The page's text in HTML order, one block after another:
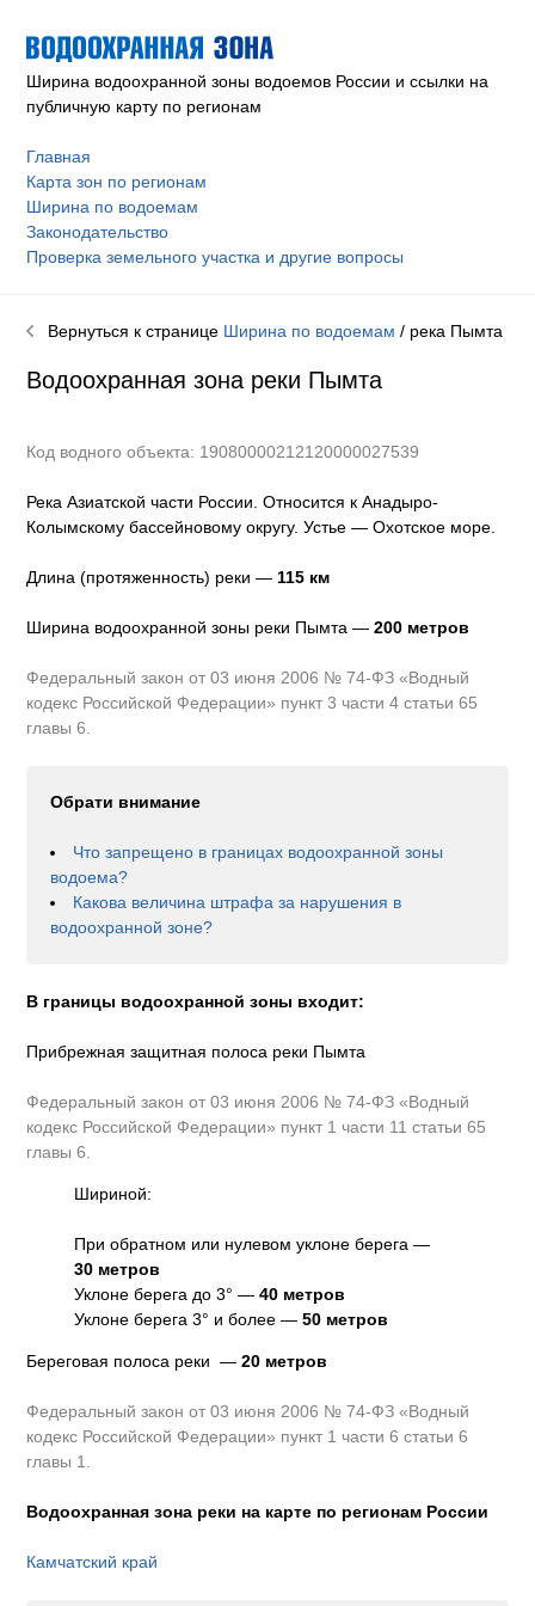
Ширина водоохранной зоны водоемов России и ссылки на
публичную карту по регионам
Главная
Карта зон по регионам
Ширина по водоемам
Законодательство
Проверка земельного участка и другие вопросы
Вернуться к странице Ширина по водоемам / река Пымта
Водоохранная зона реки Пымта
Код водного объекта: 19080000212120000027539
Река Азиатской части России. Относится к Анадыро-
Колымскому бассейновому округу.Устье — Охотское море.
Длина (протяженность) реки — 115 км
Ширина водоохранной зоны реки Пымта —200 метров
Федеральный закон от 03 июня 2006 № 74-ФЗ «Водный
кодекс Российской Федерации» пункт 3 части 4 статьи 65
главы 6.
Обрати внимание
Что запрещено в границах водоохранной зоны
водоема?
Какова величина штрафа за нарушения в
водоохранной зоне?
В границы водоохранной зоны входит:
Прибрежная защитная полоса реки Пымта
Федеральный закон от 03 июня 2006 № 74-ФЗ «Водный
кодекс Российской Федерации» пункт 1 части 11 статьи 65
главы 6.
Шириной:
При обратном или нулевом уклоне берега —
30 метров
Уклоне берега до 3° —40 метров
Уклоне берега 3° и более —50 метров
Береговая полоса реки —20 метров
Федеральный закон от 03 июня 2006 № 74-ФЗ «Водный
кодекс Российской Федерации» пункт 1 части 6 статьи 6
главы 1.
Водоохранная зона реки на карте по регионам России
Камчатский край